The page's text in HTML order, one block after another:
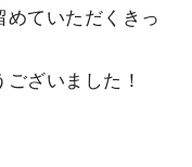
めていただくきっ
ざいました！